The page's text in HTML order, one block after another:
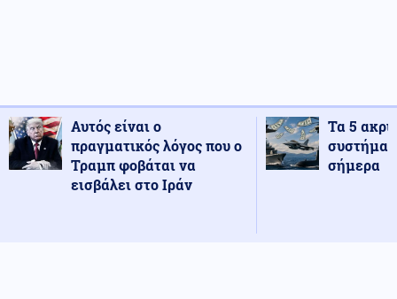
Αυτός είναι ο
πραγματικός λόγος που ο
Τραμπ φοβάται να
εισβάλει στο Ιράν
Τα 5
σήμερα